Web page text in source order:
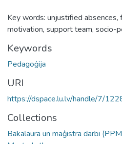
Key words: unjustified absences,
motivation, support team, socio-
Keywords
Pedagoģija
URI
https://dspace.lu.lv/handle/7/
Collections
Bakalaura un maģistra darbi